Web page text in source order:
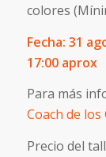
colores
Fecha: 31
17:00 aprox
Para más
Coach de los
Precio del